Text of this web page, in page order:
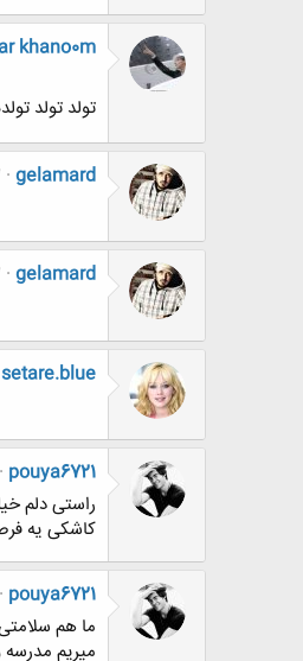
khano0m
تولد تولد
gelamard
gelamard
setare.blue
pouya6721
راستی دلم
کاشکی یه
pouya6721
ما هم
میریم مدرسه